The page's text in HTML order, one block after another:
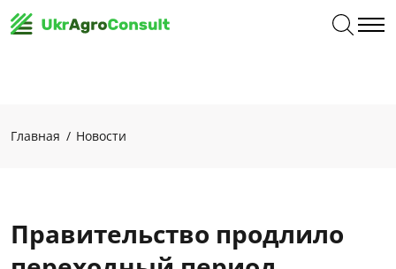
Главная Новости
Правительство продлило